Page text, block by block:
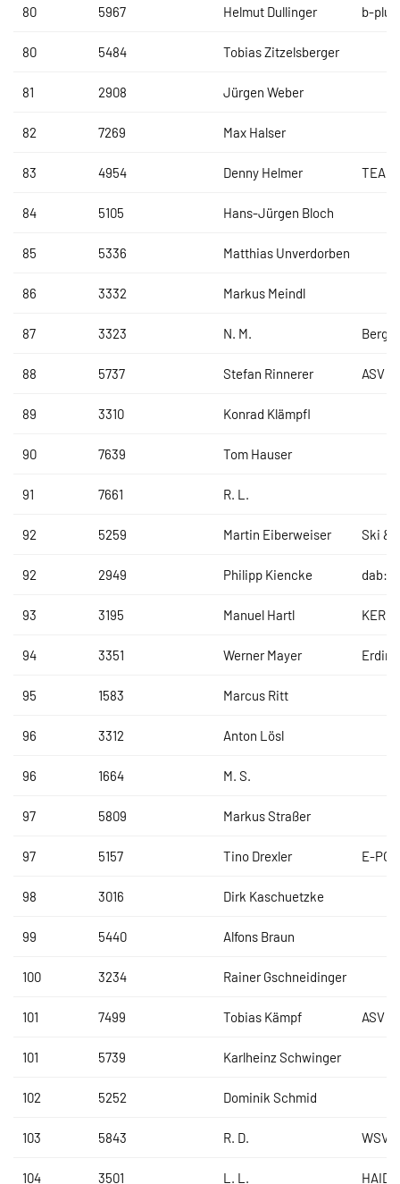
80 5967 Helmut Dullinger b-plus
80 5484 Tobias Zitzelsberger
81 2908 Jürgen Weber
82 7269 Max Halser
83 4954 Denny Helmer TEAM
84 5105 Hans-Jürgen Bloch
85 5336 Matthias Unverdorben
86 3332 Markus Meindl
87 3323 N. M.
88 5737 Stefan Rinnerer ASV
89 3310 Konrad Klämpfl
90 7639 Tom Hauser
91 7661 R. L.
92 5259 Martin Eiberweiser Ski &
92 2949 Philipp Kiencke
93 3195 Manuel Hartl
94 3351 Werner Mayer
95 1583 Marcus Ritt
96 3312 Anton Lösl
96 1664 M. S.
97 5809 Markus Straßer
97 5157 Tino Drexler E-
98 3016 Dirk Kaschuetzke
99 5440 Alfons Braun
100 3234 Rainer Gschneidinger
101 7499 Tobias Kämpf ASV
101 5739 Karlheinz Schwinger
102 5252 Dominik Schmid
103 5843 R. D. WSV
104 3501 L. L. HAIDL